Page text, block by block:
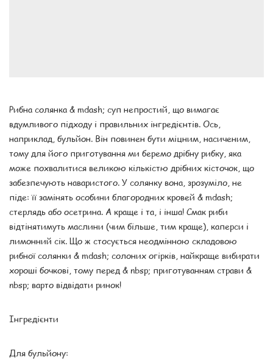
Рибна солянка & mdash; суп непростий, що вимагає
вдумливого підходу і правильних інгредієнтів. Ось,
наприклад, бульйон. Він повинен бути міцним, насиченим,
тому для його приготування ми беремо дрібну рибку, яка
може похвалитися великою кількістю дрібних кісточок, що
забезпечують наваристого. У солянку вона, зрозуміло, не
піде: її замінять особини благородних кровей & mdash;
стерлядь або осетрина. А краще і та, і інша! Смак риби
відтінятимуть маслини (чим більше, тим краще), каперси і
лимонний сік. Що ж стосується неодмінною складовою
рибної солянки & mdash; солоних огірків, найкраще вибирати
хороші бочкові, тому перед & nbsp; приготуванням страви &
nbsp; варто відвідати ринок!
Інгредієнти
Для бульйону: